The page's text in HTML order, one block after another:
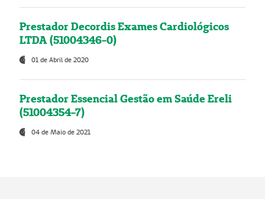
Prestador Decordis Exames Cardiológicos
LTDA (51004346-0)
01 de Abril de 2020
Prestador Essencial Gestão em Saúde Ereli
(51004354-7)
04 de Maio de 2021